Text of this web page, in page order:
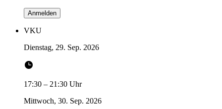
Anmelden
VKU
Dienstag, 29. Sep. 2026
17:30 – 21:30 Uhr
Mittwoch, 30. Sep. 2026